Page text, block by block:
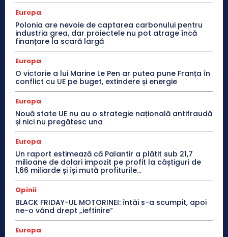
Europa
Polonia are nevoie de captarea carbonului pentru
industria grea, dar proiectele nu pot atrage încă
finanțare la scară largă
Europa
O victorie a lui Marine Le Pen ar putea pune Franța în
conflict cu UE pe buget, extindere și energie
Europa
Nouă state UE nu au o strategie națională antifraudă
și nici nu pregătesc una
Europa
Un raport estimează că Palantir a plătit sub 21,7
milioane de dolari impozit pe profit la câștiguri de
1,66 miliarde și își mută profiturile...
Opinii
BLACK FRIDAY-UL MOTORINEI: întâi s-a scumpit, apoi
ne-o vând drept „ieftinire”
Europa